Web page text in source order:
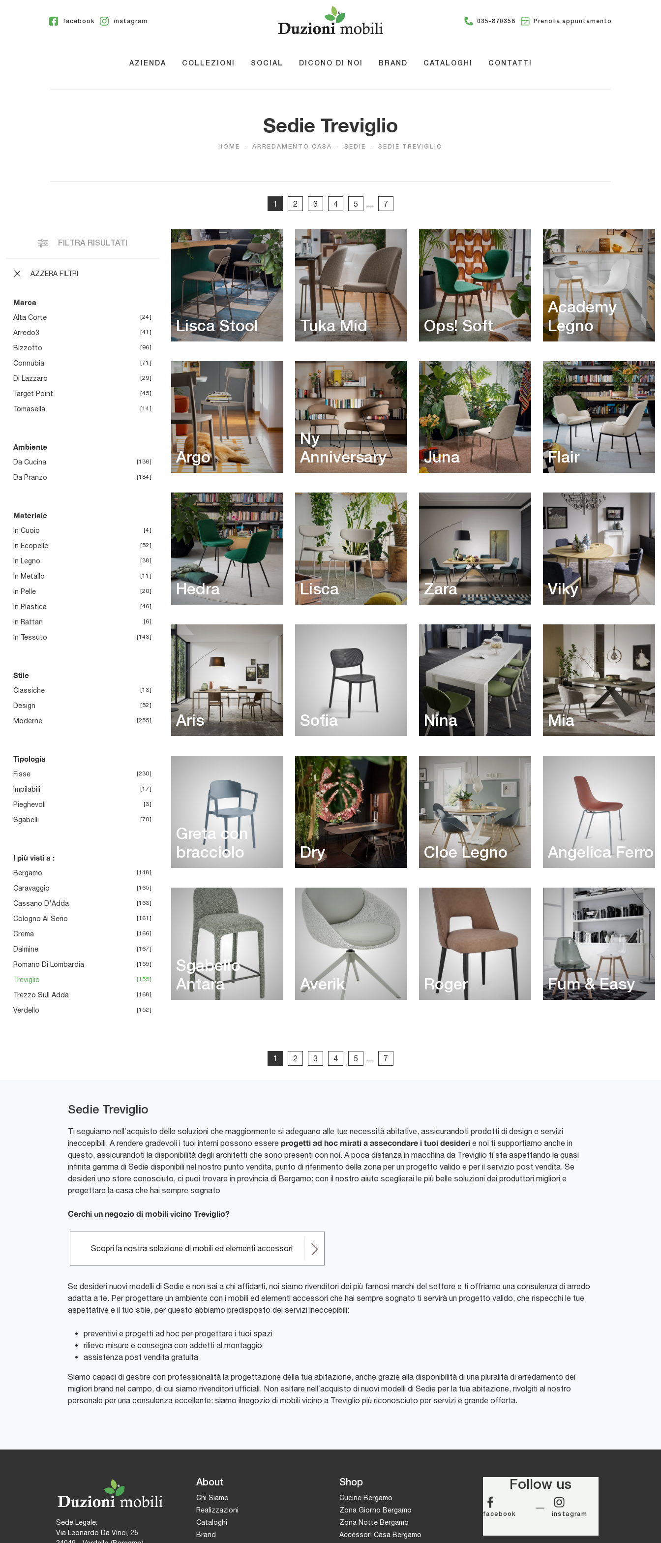
facebook instagram 035-870358 Prenota appuntamento
AZIENDA COLLEZIONI SOCIAL DICONO DI NOI BRAND CATALOGHI CONTATTI
Sedie Treviglio
HOME - ARREDAMENTO CASA - SEDIE - SEDIE TREVIGLIO
1 2 3 4 5 .... 7
FILTRA RISULTATI
AZZERA FILTRI
Marca
Alta Corte 24
Arredo3 41
Bizzotto 96
Connubia 71
Di Lazzaro 29
Target Point 45
Tomasella 14
Ambiente
Da Cucina 136
Da Pranzo 184
Materiale
In Cuoio 4
In Ecopelle 52
In Legno 38
In Metallo 11
In Pelle 20
In Plastica 46
In Rattan 6
In Tessuto 143
Stile
Classiche 13
Design 52
Moderne 255
Tipologia
Fisse 230
Impilabili 17
Pieghevoli 3
Sgabelli 70
I più visti a :
Bergamo 148
Caravaggio 165
Cassano D'Adda 163
Cologno Al Serio 161
Crema 166
Dalmine 167
Romano Di Lombardia 155
Treviglio 155
Trezzo Sull Adda 168
Verdello 152
Lisca Stool Tuka Mid Ops! Soft
Academy
Legno
Argo
Ny
Anniversary
Juna Flair
Hedra Lisca Zara Viky
Aris Sofia Nina Mia
Greta con
bracciolo
Dry Cloe Legno Angelica Ferro
Sgabello
Antara
Averik Roger Fum & Easy
1 2 3 4 5 .... 7
Sedie Treviglio
Ti seguiamo nell’acquisto delle soluzioni che maggiormente si adeguano alle tue necessità abitative, assicurandoti prodotti di design e servizi
ineccepibili. A rendere gradevoli i tuoi interni possono essere progetti ad hoc mirati a assecondare i tuoi desideri e noi ti supportiamo anche in
questo, assicurandoti la disponibilità degli architetti che sono presenti con noi. A poca distanza in macchina da Treviglio ti sta aspettando la quasi
infinita gamma di Sedie disponibili nel nostro punto vendita, punto di riferimento della zona per un progetto valido e per il servizio post vendita. Se
desideri uno store conosciuto, ci puoi trovare in provincia di Bergamo: con il nostro aiuto sceglierai le più belle soluzioni dei produttori migliori e
progettare la casa che hai sempre sognato
Cerchi un negozio di mobili vicino Treviglio?
Scopri la nostra selezione di mobili ed elementi accessori
Se desideri nuovi modelli di Sedie e non sai a chi affidarti, noi siamo rivenditori dei più famosi marchi del settore e ti offriamo una consulenza di arredo
adatta a te. Per progettare un ambiente con i mobili ed elementi accessori che hai sempre sognato ti servirà un progetto valido, che rispecchi le tue
aspettative e il tuo stile, per questo abbiamo predisposto dei servizi ineccepibili:
preventivi e progetti ad hoc per progettare i tuoi spazi
rilievo misure e consegna con addetti al montaggio
assistenza post vendita gratuita
Siamo capaci di gestire con professionalità la progettazione della tua abitazione, anche grazie alla disponibilità di una pluralità di arredamento dei
migliori brand nel campo, di cui siamo rivenditori ufficiali. Non esitare nell’acquisto di nuovi modelli di Sedie per la tua abitazione, rivolgiti al nostro
personale per una consulenza eccellente: siamo ilnegozio di mobili vicino a Treviglio più riconosciuto per servizi e grande offerta.
Sede Legale:
Via Leonardo Da Vinci, 25
About
Chi Siamo
Realizzazioni
Cataloghi
Brand
Shop
Cucine Bergamo
Zona Giorno Bergamo
Zona Notte Bergamo
Accessori Casa Bergamo
Follow us
facebook instagram